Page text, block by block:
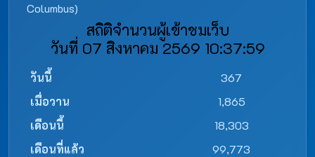
Columbus)
สถิติจำนวนผู้เข้าชมเว็บ
วันที่ 07 สิงหาคม 2569 10:37:59
วันนี้
367
เมื่อวาน
1,865
เดือนนี้
18,303
เดือนที่แล้ว
99,773